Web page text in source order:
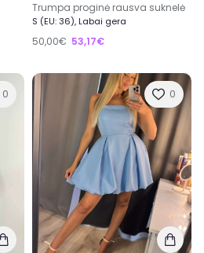
Trumpa proginė rausva suknelė
S (EU: 36), Labai gera
50,00€ 53,17€
0 0